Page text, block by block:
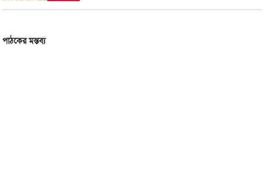
পাঠকের মন্তব্য